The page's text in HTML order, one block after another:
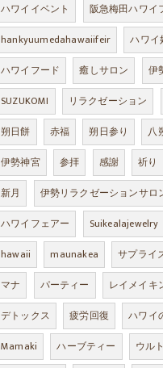
ハワイイベント
阪急梅田ハワイ
hankyuumedahawaiifeir
ハワイ
ハワイフード
癒しサロン
伊
SUZUKOMI
リラクゼーション
朔日餅
赤福 朔日参り 八
伊勢神宮
参拝 感謝 祈り
新月
伊勢リラクゼーションサロ
ハワイフェアー
Suikealajewelry
hawaii
maunakea
サプライ
マナ
パーティー
レイメイキ
デトックス
疲労回復
ハワイ
Mamaki
ハーブティー
ウル